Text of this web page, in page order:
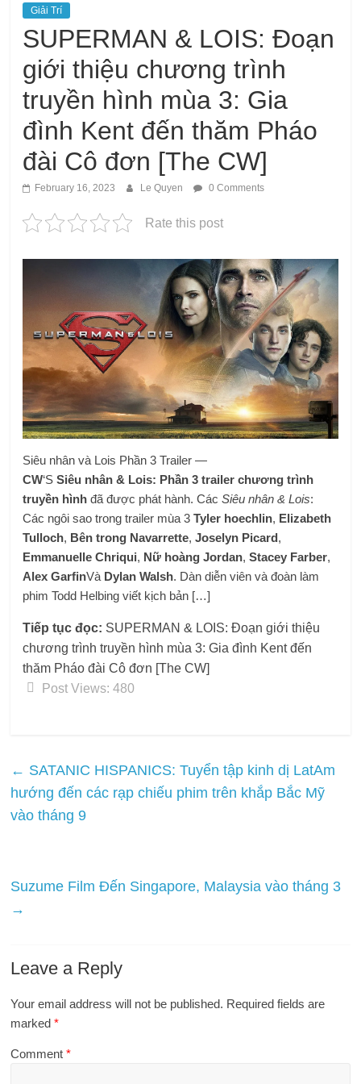
Giải Trí
SUPERMAN & LOIS: Đoạn
giới thiệu chương trình
truyền hình mùa 3: Gia
đình Kent đến thăm Pháo
đài Cô đơn [The CW]
February 16, 2023 Le Quyen 0 Comments
Rate this post
Siêu nhân và Lois Phần 3 Trailer —
CW‘SSiêu nhân & Lois: Phần 3trailer chương trình
truyền hình đã được phát hành. CácSiêu nhân & Lois:
Các ngôi sao trong trailer mùa 3Tyler hoechlin, Elizabeth
Tulloch, Bên trong Navarrette,Joselyn Picard,
Emmanuelle Chriqui, Nữ hoàng Jordan,Stacey Farber,
Alex GarfinVà Dylan Walsh. Dàn diễn viên và đoàn làm
phim Todd Helbing viết kịch bản […]
Tiếp tục đọc: SUPERMAN & LOIS: Đoạn giới thiệu
chương trình truyền hình mùa 3: Gia đình Kent đến
thăm Pháo đài Cô đơn [The CW]
Post Views: 480
← SATANIC HISPANICS: Tuyển tập kinh dị LatAm
hướng đến các rạp chiếu phim trên khắp Bắc Mỹ
vào tháng 9
Suzume Film Đến Singapore, Malaysia vào tháng 3
→
Leave a Reply
Your email address will not be published. Required fields are
marked*
Comment*